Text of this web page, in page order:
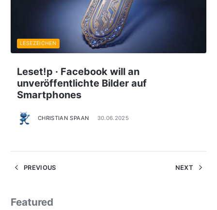
Leset!p · Facebook will an
unveröffentlichte Bilder auf
Smartphones
CHRISTIAN SPAAN 30.06.2025
LESEZEICHEN
PREVIOUS NEXT
Featured